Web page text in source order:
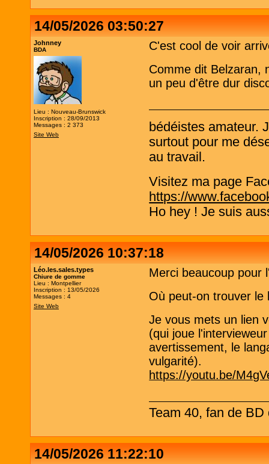
14/05/2026 03:50:27
Johnney
BDA
Lieu : Nouveau-Brunswick
Inscription : 28/09/2013
Messages : 2 373
Site Web
C'est cool de voir
Comme dit Belzaran,
un peu d'être dur
bédéistes amateur.
surtout pour me
au travail.
Visitez ma page
https://
Ho hey ! Je suis
14/05/2026 10:37:18
Léo.les.sales.types
Chiure de gomme
Lieu : Montpellier
Inscription : 13/05/2026
Messages : 4
Site Web
Merci beaucoup pour
Où peut-on trouver le
Je vous mets un lien
(qui joue
avertissement, le
vulgarité).
https://youtu.be/
Team 40, fan de
14/05/2026 11:22:10